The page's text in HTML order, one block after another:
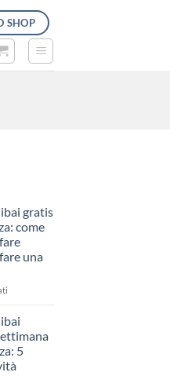
SHOP
gratis
come
una
su
Kamishibai
gratis
sull’Accoglienza:
come
raccontare
5